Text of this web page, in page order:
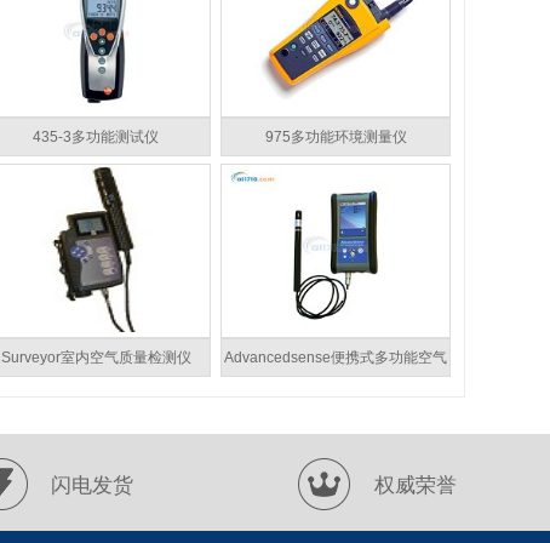
435-3多功能测试仪 975多功能环境测量仪
Surveyor室内空气质量检测仪 Advancedsense便携式多功能空气
闪电发货 权威荣誉